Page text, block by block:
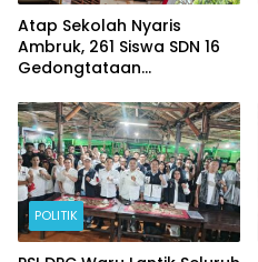
Atap Sekolah Nyaris
Ambruk, 261 Siswa SDN 16
Gedongtataan
Demi Belajar
POLITIK